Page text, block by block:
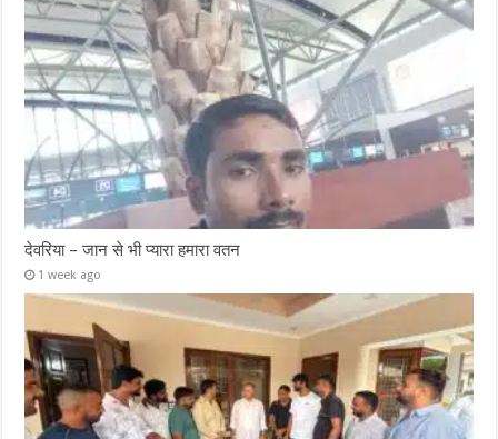
देवरिया – जान से भी प्यारा हमारा वतन
1 week ago